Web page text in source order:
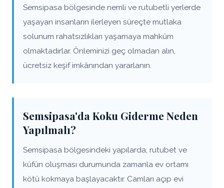
Semsipasa bölgesinde nemli ve rutubetli yerlerde
yaşayan insanların ilerleyen süreçte mutlaka
solunum rahatsızlıkları yaşamaya mahkûm
olmaktadırlar. Önleminizi geç olmadan alın,
ücretsiz keşif imkânından yararlanın.
Semsipasa'da Koku Giderme Neden
Yapılmalı?
Semsipasa bölgesindeki yapılarda, rutubet ve
küfün oluşması durumunda zamanla ev ortamı
kötü kokmaya başlayacaktır. Camları açıp evi